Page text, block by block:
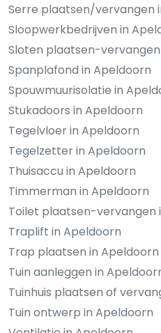
Serre plaatsen/vervangen
Sloopwerkbedrijven in
Sloten plaatsen-
Spanplafond in Apeldoorn
Spouwmuurisolatie in
Stukadoors in Apeldoorn
Tegelvloer in Apeldoorn
Tegelzetter in Apeldoorn
Thuisaccu in Apeldoorn
Timmerman in Apeldoorn
Toilet plaatsen-vervangen
Traplift in Apeldoorn
Trap plaatsen in Apeldoorn
Tuin aanleggen in
Tuinhuis plaatsen of
Tuin ontwerp in Apeldoorn